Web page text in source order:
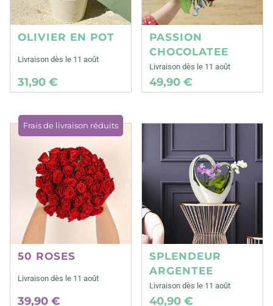
OLIVIER EN POT
Livraison dès le 11 août
31,90 €
PASSION
CHOCOLATEE
Livraison dès le 11 août
49,90 €
Frais de livraison réduits
50 ROSES
Livraison dès le 11 août
39,90 €
SPLENDEUR
ARGENTEE
Livraison dès le 11 août
40,90 €